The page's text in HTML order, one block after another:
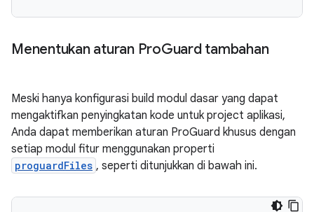
Menentukan aturan ProGuard tambahan
Meski hanya konfigurasi build modul dasar yang dapat
mengaktifkan penyingkatan kode untuk project aplikasi,
Anda dapat memberikan aturan ProGuard khusus dengan
setiap modul fitur menggunakan properti
proguardFiles , seperti ditunjukkan di bawah ini.